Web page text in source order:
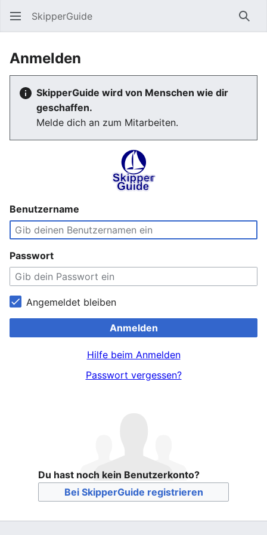
SkipperGuide
Anmelden
SkipperGuide wird von Menschen wie dir
geschaffen.
Melde dich an zum Mitarbeiten.
Benutzername
Passwort
Angemeldet bleiben
Anmelden
Hilfe beim Anmelden
Passwort vergessen?
Du hast noch kein Benutzerkonto?
Bei SkipperGuide registrieren